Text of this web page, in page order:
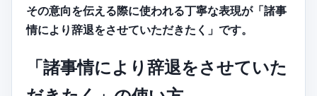
その意向を伝える際に使われる丁寧な表現が「諸事
情により辞退をさせていただきたく」です。
「諸事情により辞退をさせていた